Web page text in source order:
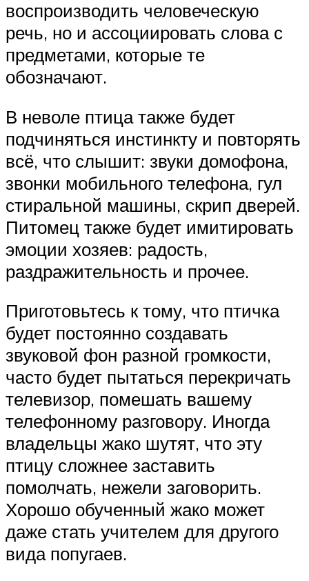
воспроизводить человеческую
речь, но и ассоциировать слова с
предметами, которые те
обозначают.
В неволе птица также будет
подчиняться инстинкту и повторять
всё, что слышит: звуки домофона,
звонки мобильного телефона, гул
стиральной машины, скрип дверей.
Питомец также будет имитировать
эмоции хозяев: радость,
раздражительность и прочее.
Приготовьтесь к тому, что птичка
будет постоянно создавать
звуковой фон разной громкости,
часто будет пытаться перекричать
телевизор, помешать вашему
телефонному разговору. Иногда
владельцы жако шутят, что эту
птицу сложнее заставить
помолчать, нежели заговорить.
Хорошо обученный жако может
даже стать учителем для другого
вида попугаев.